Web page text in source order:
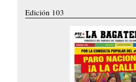
Edición 103